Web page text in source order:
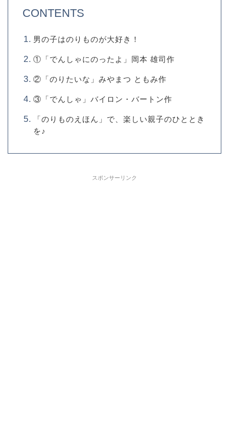
CONTENTS
男の子はのりものが大好き！
①「でんしゃにのったよ」岡本 雄司作
②「のりたいな」みやまつ ともみ作
③「でんしゃ」バイロン・バートン作
「のりものえほん」で、楽しい親子のひととき
を♪
スポンサーリンク